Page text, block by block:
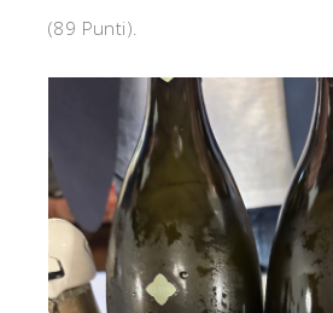
(89 Punti).